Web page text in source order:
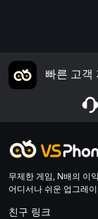
빠른 고객
무제한 게임, N배의 이
어디서나 쉬운 업그레
친구 링크